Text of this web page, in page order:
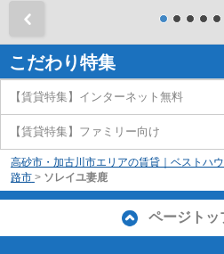
こだわり特集
【賃貸特集】インターネット無料
【賃貸特集】ファミリー向け
高砂市・加古川市エリアの賃貸｜ベストハ
路市 > ソレイユ妻鹿
ページトッ